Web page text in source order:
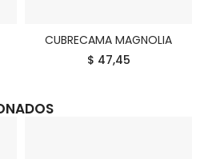
COMPRAR
CUBRECAMA MAGNOLIA
$ 47,45